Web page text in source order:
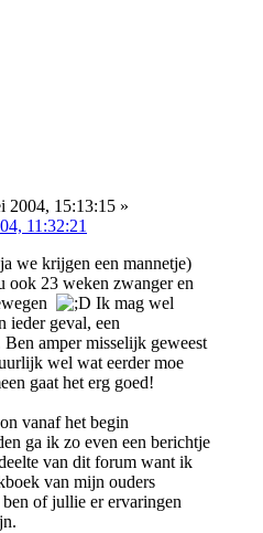
2004, 15:13:15 »
11:32:21
we krijgen een mannetje)
ook 23 weken zwanger en
Ik mag wel
ieder geval, een
amper misselijk geweest
wel wat eerder moe
gaat het erg goed!
vanaf het begin
ga ik zo even een berichtje
van dit forum want ik
van mijn ouders
of jullie er ervaringen